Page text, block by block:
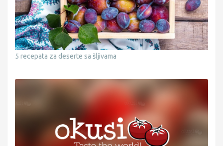
5 recepata za deserte sa šljivama